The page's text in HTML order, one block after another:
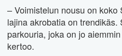
– Voimistelun nousu on
lajina akrobatia on trendikäs.
parkouria, joka on jo
kertoo.